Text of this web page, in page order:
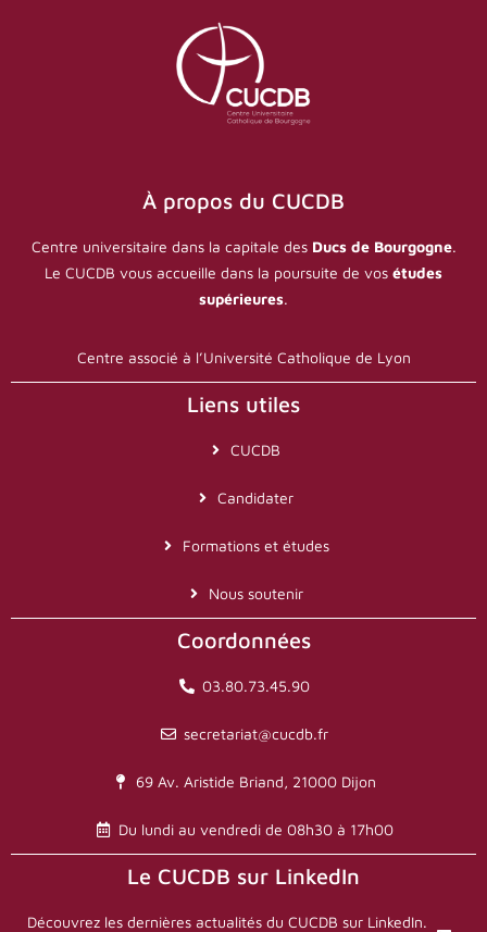
À propos du CUCDB
Centre universitaire dans la capitale des Ducs de Bourgogne.
Le CUCDB vous accueille dans la poursuite de vos études
supérieures.
Centre associé à l’Université Catholique de Lyon
Liens utiles
CUCDB
Candidater
Formations et études
Nous soutenir
Coordonnées
03.80.73.45.90
secretariat@cucdb.fr
69 Av. Aristide Briand, 21000 Dijon
Du lundi au vendredi de 08h30 à 17h00
Le CUCDB sur LinkedIn
Découvrez les dernières actualités du CUCDB sur LinkedIn.